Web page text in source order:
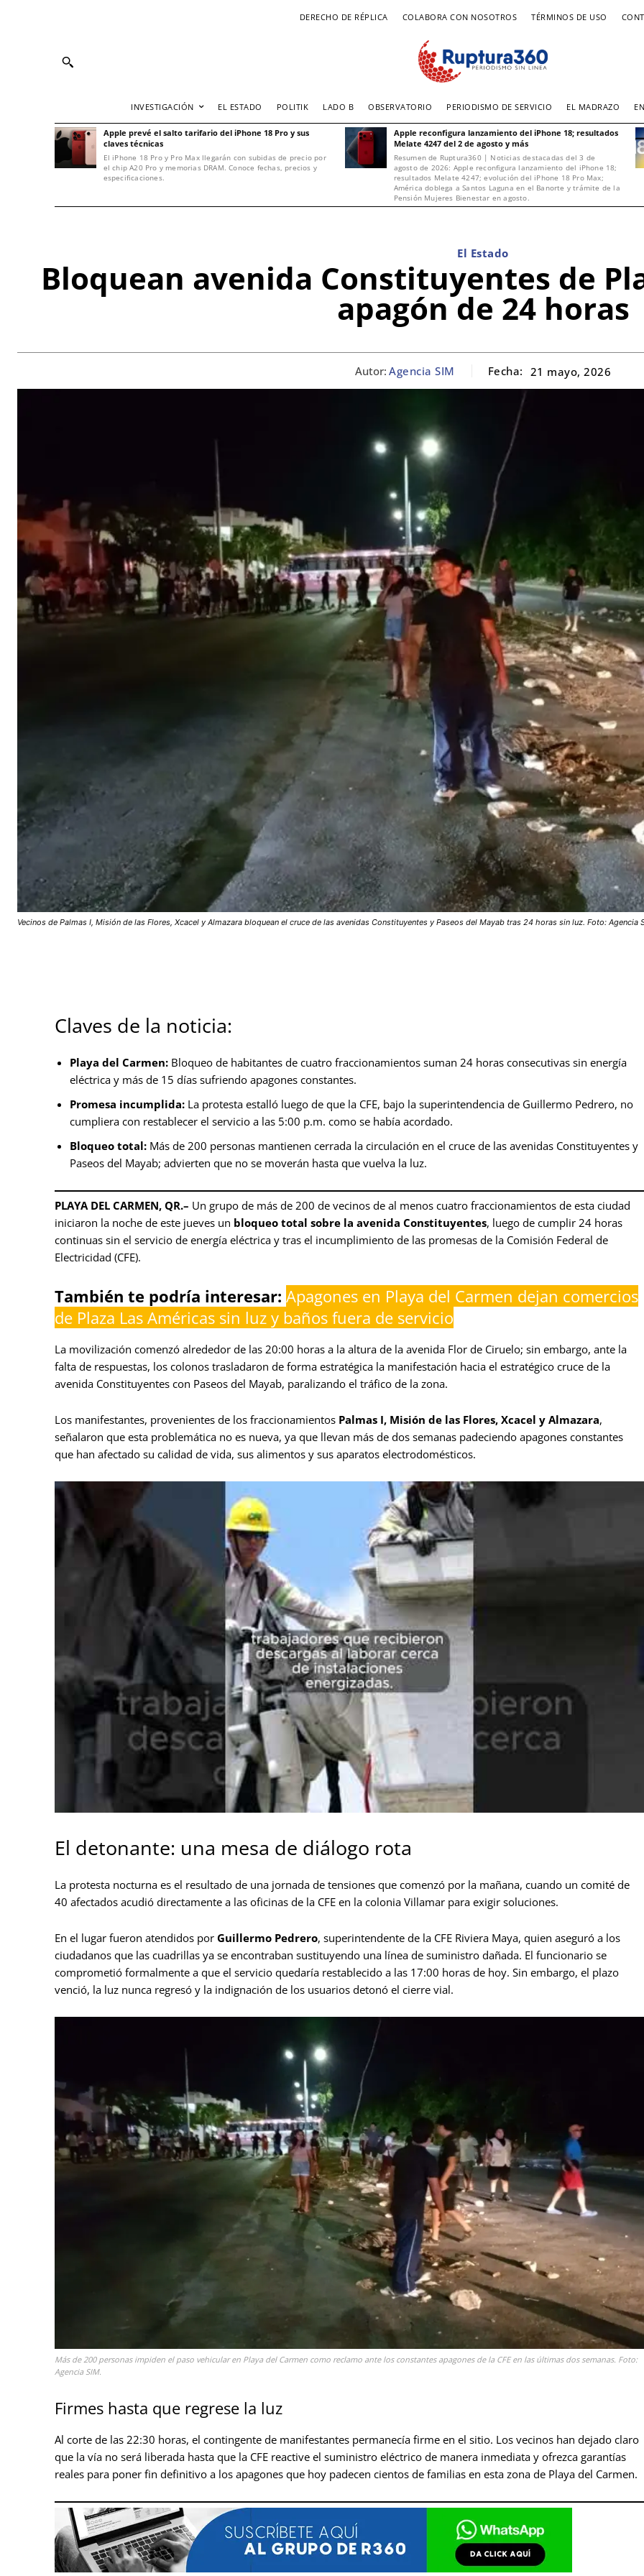
DERECHO DE RÉPLICA COLABORA CON NOSOTROS TÉRMINOS DE USO
INVESTIGACIÓN EL ESTADO POLITIK LADO B OBSERVATORIO PERIODISMO DE SERVICIO EL MADRAZO
Apple prevé el salto tarifario del iPhone 18 Pro y sus
claves técnicas
El iPhone 18 Pro y Pro Max llegarán con subidas de precio por
el chip A20 Pro y memorias DRAM. Conoce fechas, precios y
especificaciones.
Apple reconfigura lanzamiento del iPhone 18; resultados
Melate 4247 del 2 de agosto y más
Resumen de Ruptura360 | Noticias destacadas del 3 de
agosto de 2026: Apple reconfigura lanzamiento del iPhone 18;
resultados Melate 4247; evolución del iPhone 18 Pro Max;
América doblega a Santos Laguna en el Banorte y trámite de la
Pensión Mujeres Bienestar en agosto.
El Estado
Bloquean avenida Constituyentes de
apagón de 24 horas
Autor: Agencia SIM Fecha: 21 mayo, 2026
Vecinos de Palmas I, Misión de las Flores, Xcacel y Almazara bloquean el cruce de las avenidas Constituyentes y Paseos del Mayab tras 24 horas sin luz. Foto: Agencia
Claves de la noticia:
Playa del Carmen: Bloqueo de habitantes de cuatro fraccionamientos suman 24 horas consecutivas sin energía
eléctrica y más de 15 días sufriendo apagones constantes.
Promesa incumplida: La protesta estalló luego de que la CFE, bajo la superintendencia de Guillermo Pedrero, no
cumpliera con restablecer el servicio a las 5:00 p.m. como se había acordado.
Bloqueo total: Más de 200 personas mantienen cerrada la circulación en el cruce de las avenidas Constituyentes y
Paseos del Mayab; advierten que no se moverán hasta que vuelva la luz.
PLAYA DEL CARMEN, QR.– Un grupo de más de 200 de vecinos de al menos cuatro fraccionamientos de esta ciudad
iniciaron la noche de este jueves un bloqueo total sobre la avenida Constituyentes, luego de cumplir 24 horas
continuas sin el servicio de energía eléctrica y tras el incumplimiento de las promesas de la Comisión Federal de
Electricidad (CFE).
También te podría interesar: Apagones en Playa del Carmen dejan comercios
de Plaza Las Américas sin luz y baños fuera de servicio
La movilización comenzó alrededor de las 20:00 horas a la altura de la avenida Flor de Ciruelo; sin embargo, ante la
falta de respuestas, los colonos trasladaron de forma estratégica la manifestación hacia el estratégico cruce de la
avenida Constituyentes con Paseos del Mayab, paralizando el tráfico de la zona.
Los manifestantes, provenientes de los fraccionamientos Palmas I, Misión de las Flores, Xcacel y Almazara,
señalaron que esta problemática no es nueva, ya que llevan más de dos semanas padeciendo apagones constantes
que han afectado su calidad de vida, sus alimentos y sus aparatos electrodomésticos.
El detonante: una mesa de diálogo rota
La protesta nocturna es el resultado de una jornada de tensiones que comenzó por la mañana, cuando un comité de
40 afectados acudió directamente a las oficinas de la CFE en la colonia Villamar para exigir soluciones.
En el lugar fueron atendidos por Guillermo Pedrero, superintendente de la CFE Riviera Maya, quien aseguró a los
ciudadanos que las cuadrillas ya se encontraban sustituyendo una línea de suministro dañada. El funcionario se
comprometió formalmente a que el servicio quedaría restablecido a las 17:00 horas de hoy. Sin embargo, el plazo
venció, la luz nunca regresó y la indignación de los usuarios detonó el cierre vial.
Más de 200 personas impiden el paso vehicular en Playa del Carmen como reclamo ante los constantes apagones de la CFE en las últimas dos semanas. Foto:
Agencia SIM.
Firmes hasta que regrese la luz
Al corte de las 22:30 horas, el contingente de manifestantes permanecía firme en el sitio. Los vecinos han dejado claro
que la vía no será liberada hasta que la CFE reactive el suministro eléctrico de manera inmediata y ofrezca garantías
reales para poner fin definitivo a los apagones que hoy padecen cientos de familias en esta zona de Playa del Carmen.